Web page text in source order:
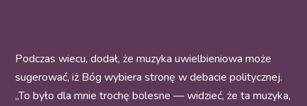
Podczas wiecu, dodał, że muzyka uwielbieniowa może
sugerować, iż Bóg wybiera stronę w debacie politycznej.
„To było dla mnie trochę bolesne — widzieć, że ta muzyka,